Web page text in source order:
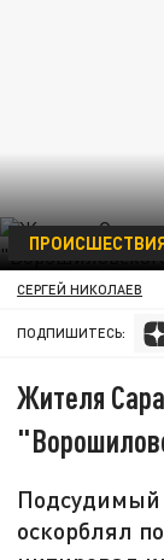
СЕРГЕЙ НИКОЛАЕВ
ПОДПИШИТЕСЬ:
Жителя
Подсудимый
оскорблял